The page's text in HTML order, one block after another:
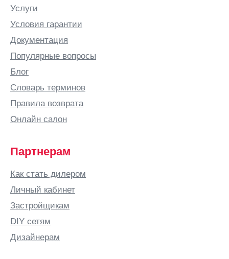
Белозерск
Белорецк
Белореченск
Березники
Бийск
Бишкек
Благовещенск
Богородицк
Бор
Бородино
Братск
Брест
Брянск
Бугульма
Услуги
Условия гарантии
Документация
Популярные вопросы
Блог
Словарь терминов
Правила возврата
Онлайн салон
Партнерам
Как стать дилером
Личный кабинет
Застройщикам
DIY сетям
Дизайнерам